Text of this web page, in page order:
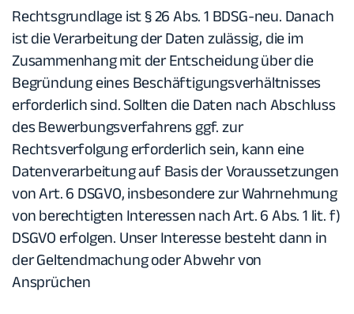
Rechtsgrundlage ist § 26 Abs. 1 BDSG-neu. Danach
ist die Verarbeitung der Daten zulässig, die im
Zusammenhang mit der Entscheidung über die
Begründung eines Beschäftigungsverhältnisses
erforderlich sind. Sollten die Daten nach Abschluss
des Bewerbungsverfahrens ggf. zur
Rechtsverfolgung erforderlich sein, kann eine
Datenverarbeitung auf Basis der Voraussetzungen
von Art. 6 DSGVO, insbesondere zur Wahrnehmung
von berechtigten Interessen nach Art. 6 Abs. 1 lit. f)
DSGVO erfolgen. Unser Interesse besteht dann in
der Geltendmachung oder Abwehr von
Ansprüchen